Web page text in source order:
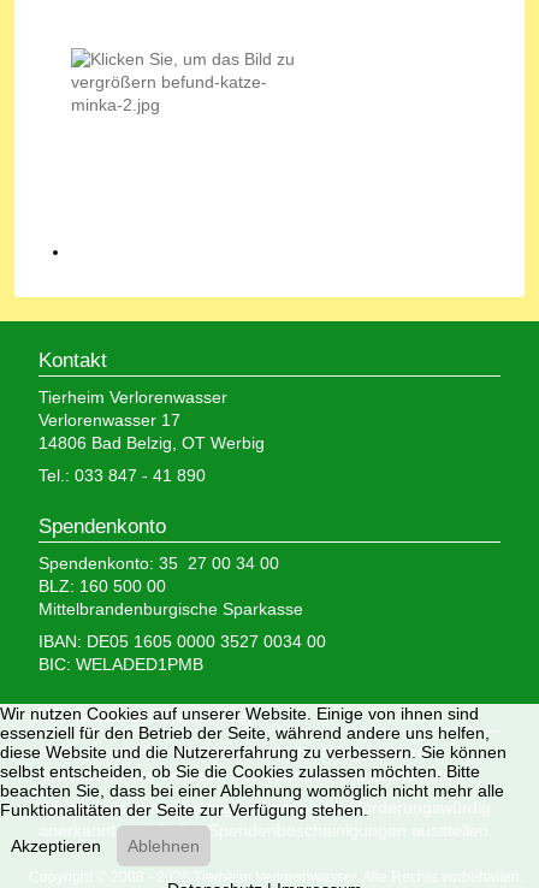
Kontakt
Tierheim Verlorenwasser
Verlorenwasser 17
14806 Bad Belzig, OT Werbig
Tel.: 033 847 - 41 890
Spendenkonto
Spendenkonto: 35 27 00 34 00
BLZ: 160 500 00
Mittelbrandenburgische Sparkasse
IBAN: DE05 1605 0000 3527 0034 00
BIC: WELADED1PMB
Wir brauchen Ihre Hilfe,
denn wir erhalten keinerlei staatliche Hilfe, sondern
finanzieren das Tierheim aus Spenden und Erbschaften.
Wir sind als gemeinnützig und besonders förderungswürdig
anerkannt und dürfen Spendenbescheinigungen ausstellen.
Copyright © 2008 - 2026 Tierheim Verlorenwasser. Alle Rechte vorbehalten.
Wir nutzen Cookies auf unserer Website. Einige von ihnen sind
essenziell für den Betrieb der Seite, während andere uns helfen,
diese Website und die Nutzererfahrung zu verbessern. Sie können
selbst entscheiden, ob Sie die Cookies zulassen möchten. Bitte
beachten Sie, dass bei einer Ablehnung womöglich nicht mehr alle
Funktionalitäten der Seite zur Verfügung stehen.
Akzeptieren
Ablehnen